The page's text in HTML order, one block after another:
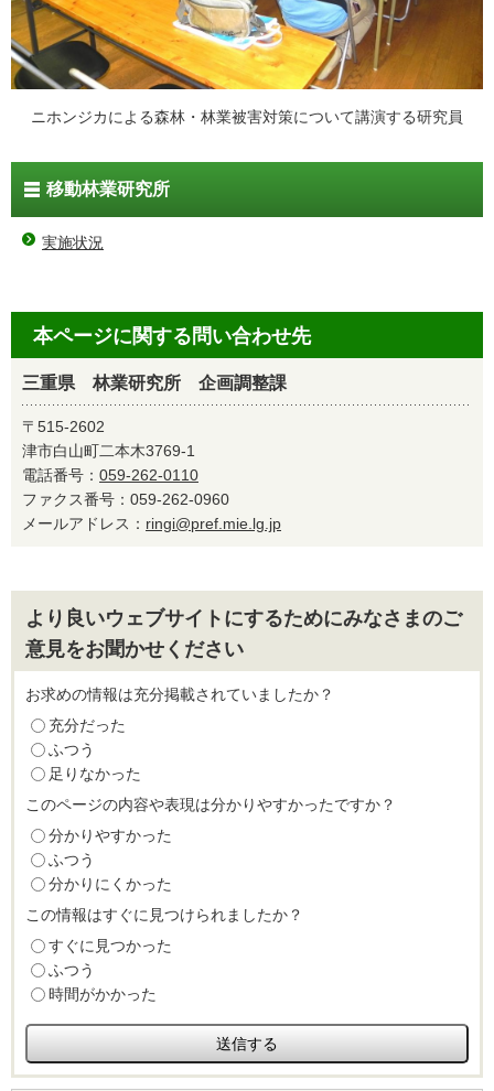
ニホンジカによる森林・林業被害対策について講演する研究員
移動林業研究所
実施状況
本ページに関する問い合わせ先
三重県 林業研究所 企画調整課
〒515-2602
津市白山町二本木3769-1
電話番号： 059-262-0110
ファクス番号：059-262-0960
メールアドレス： ringi@pref.mie.lg.jp
より良いウェブサイトにするためにみなさまのご
意見をお聞かせください
お求めの情報は充分掲載されていましたか？
充分だった
ふつう
足りなかった
このページの内容や表現は分かりやすかったですか？
分かりやすかった
ふつう
分かりにくかった
この情報はすぐに見つけられましたか？
すぐに見つかった
ふつう
時間がかかった